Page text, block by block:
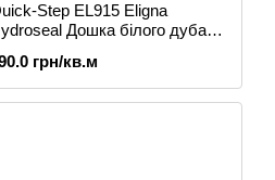
Step EL915 Eligna
Дошка білого дуба
грн/кв.м